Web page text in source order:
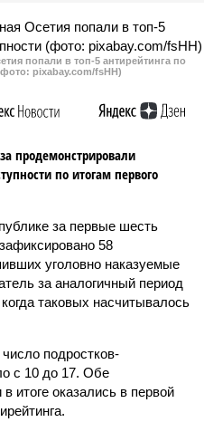
попали в топ-5 антирейтинга по
pixabay.com/fsHH)
продемонстрировали
по итогам первого
за первые шесть
58
уголовно наказуемые
за аналогичный период
таковых насчитывалось
подростков-
с 10 до 17. Обе
итоге оказались в первой